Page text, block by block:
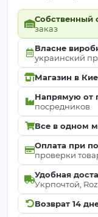
Собственный
заказ
Власне
украинский
Магазин в
Напрямую от
посредников
Все в одном
Оплата при
проверки
Удобная
Укрпочтой,
Возврат 14